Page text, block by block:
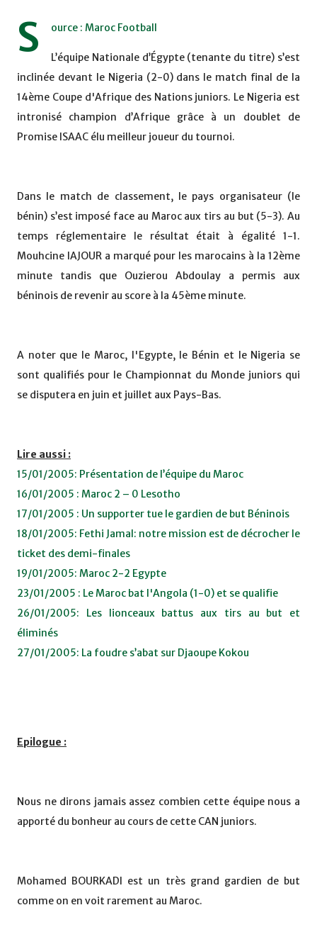
S ource : Maroc Football
L’équipe Nationale d’Égypte (tenante du titre) s’est
inclinée devant le Nigeria (2-0) dans le match final de la
14ème Coupe d'Afrique des Nations juniors. Le Nigeria est
intronisé champion d’Afrique grâce à un doublet de
Promise ISAAC élu meilleur joueur du tournoi.
Dans le match de classement, le pays organisateur (le
bénin) s’est imposé face au Maroc aux tirs au but (5-3). Au
temps réglementaire le résultat était à égalité 1-1.
Mouhcine IAJOUR a marqué pour les marocains à la 12ème
minute tandis que Ouzierou Abdoulay a permis aux
béninois de revenir au score à la 45ème minute.
A noter que le Maroc, l'Egypte, le Bénin et le Nigeria se
sont qualifiés pour le Championnat du Monde juniors qui
se disputera en juin et juillet aux Pays-Bas.
Lire aussi :
15/01/2005: Présentation de l’équipe du Maroc
16/01/2005 : Maroc 2 – 0 Lesotho
17/01/2005 : Un supporter tue le gardien de but Béninois
18/01/2005: Fethi Jamal: notre mission est de décrocher le
ticket des demi-finales
19/01/2005: Maroc 2-2 Egypte
23/01/2005 : Le Maroc bat l'Angola (1-0) et se qualifie
26/01/2005: Les lionceaux battus aux tirs au but et
éliminés
27/01/2005: La foudre s’abat sur Djaoupe Kokou
Epilogue :
Nous ne dirons jamais assez combien cette équipe nous a
apporté du bonheur au cours de cette CAN juniors.
Mohamed BOURKADI est un très grand gardien de but
comme on en voit rarement au Maroc.